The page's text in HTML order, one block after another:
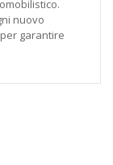
nuovo
garantire